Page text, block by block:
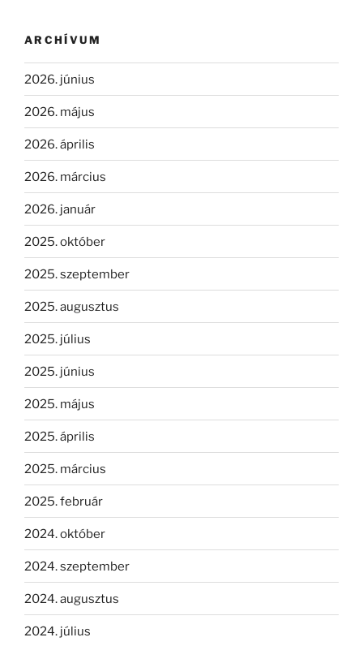
ARCHÍVUM
2026. június
2026. május
2026. április
2026. március
2026. január
2025. október
2025. szeptember
2025. augusztus
2025. július
2025. június
2025. május
2025. április
2025. március
2025. február
2024. október
2024. szeptember
2024. augusztus
2024. július